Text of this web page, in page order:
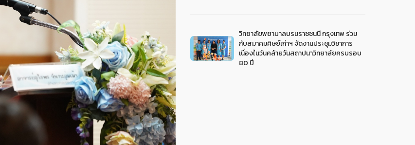
วิทยาลัยพยาบาลบรมราชชนนี กรุงเทพ ร่วม
กับสมาคมศิษย์เก่าฯ จัดงานประชุมวิชาการ
เนื่องในวันคล้ายวันสถาปนาวิทยาลัยครบรอบ
80 ปี